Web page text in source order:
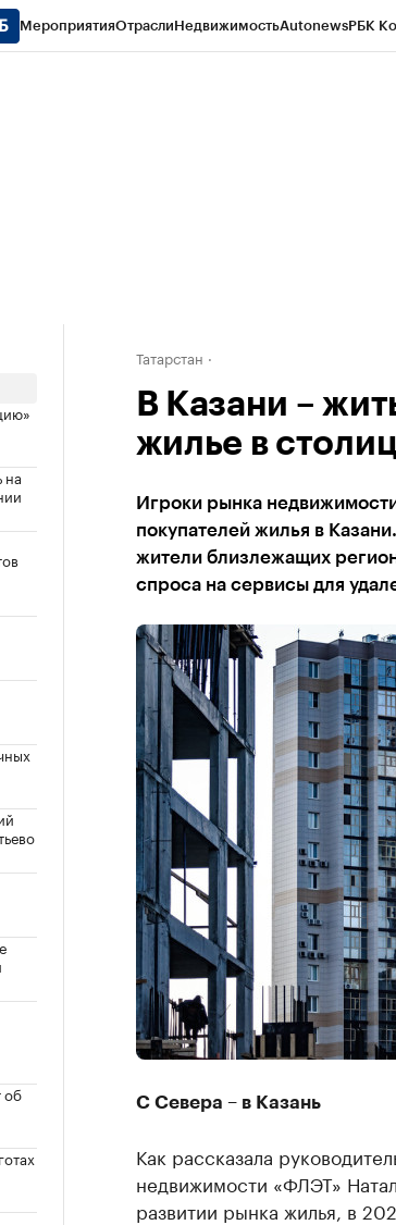
МероприятияОтраслиНедвижимостьAutonewsРБК
на
об
Татарстан
В Казани –
жилье в
Игроки рынка
покупателей жилья в
жители близлежащих
спроса на сервисы для
С Севера – в Казань
Как рассказала
недвижимости «ФЛЭТ»
развитии рынка жилья, в